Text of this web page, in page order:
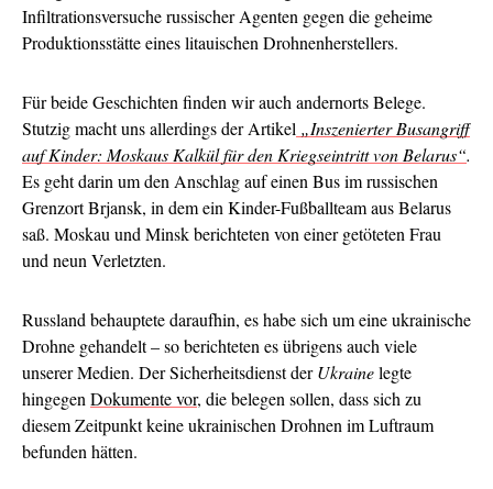
Infiltrationsversuche russischer Agenten gegen die geheime
Produktionsstätte eines litauischen Drohnenherstellers.
Für beide Geschichten finden wir auch andernorts Belege.
Stutzig macht uns allerdings der Artikel „Inszenierter Busangriff
auf Kinder: Moskaus Kalkül für den Kriegseintritt von Belarus“.
Es geht darin um den Anschlag auf einen Bus im russischen
Grenzort Brjansk, in dem ein Kinder-Fußballteam aus Belarus
saß. Moskau und Minsk berichteten von einer getöteten Frau
und neun Verletzten.
Russland behauptete daraufhin, es habe sich um eine ukrainische
Drohne gehandelt – so berichteten es übrigens auch viele
unserer Medien. Der Sicherheitsdienst derUkrainelegte
hingegen Dokumente vor, die belegen sollen, dass sich zu
diesem Zeitpunkt keine ukrainischen Drohnen im Luftraum
befunden hätten.